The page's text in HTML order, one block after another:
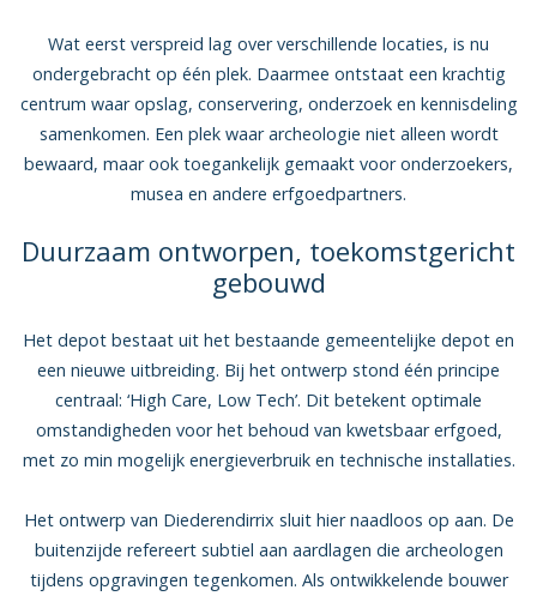
Wat eerst verspreid lag over verschillende locaties, is nu
ondergebracht op één plek. Daarmee ontstaat een krachtig
centrum waar opslag, conservering, onderzoek en kennisdeling
samenkomen. Een plek waar archeologie niet alleen wordt
bewaard, maar ook toegankelijk gemaakt voor onderzoekers,
musea en andere erfgoedpartners.
Duurzaam ontworpen, toekomstgericht
gebouwd
Het depot bestaat uit het bestaande gemeentelijke depot en
een nieuwe uitbreiding. Bij het ontwerp stond één principe
centraal: ‘High Care, Low Tech’. Dit betekent optimale
omstandigheden voor het behoud van kwetsbaar erfgoed,
met zo min mogelijk energieverbruik en technische installaties.
Het ontwerp van Diederendirrix sluit hier naadloos op aan. De
buitenzijde refereert subtiel aan aardlagen die archeologen
tijdens opgravingen tegenkomen. Als ontwikkelende bouwer